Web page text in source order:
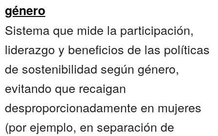
género
Sistema que mide la participación,
liderazgo y beneficios de las políticas
de sostenibilidad según género,
evitando que recaigan
desproporcionadamente en mujeres
(por ejemplo, en separación de